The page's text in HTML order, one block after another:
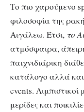
Το πιο χαρούμενο
φιλοσοφία της
Αιγάλεω. Έτσι, το
ατμόσφαιρα,
παιχνιδιάρικη
κατάλογο αλλά
events. Λιμπιστικοί
μερίδες και